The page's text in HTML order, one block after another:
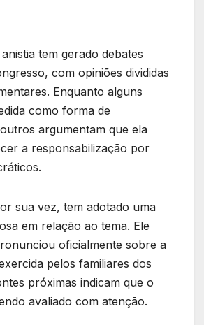
tem gerado debates
com opiniões divididas
Enquanto alguns
como forma de
argumentam que ela
a responsabilização por
sua vez, tem adotado uma
em relação ao tema. Ele
oficialmente sobre a
pelos familiares dos
próximas indicam que o
avaliado com atenção.